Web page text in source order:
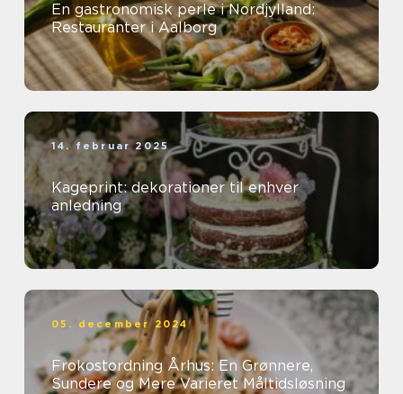
En gastronomisk perle i Nordjylland:
Restauranter i Aalborg
14. februar 2025
Kageprint: dekorationer til enhver
anledning
05. december 2024
Frokostordning Århus: En Grønnere,
Sundere og Mere Varieret Måltidsløsning